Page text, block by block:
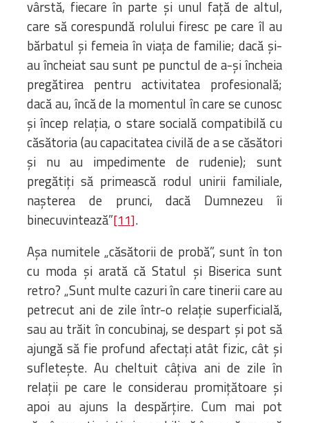
vârstă, fiecare în parte și unul față de altul,
care să corespundă rolului firesc pe care îl au
bărbatul și femeia în viața de familie; dacă și-
au încheiat sau sunt pe punctul de a-și încheia
pregătirea pentru activitatea profesională;
dacă au, încă de la momentul în care se cunosc
și încep relația, o stare socială compatibilă cu
căsătoria (au capacitatea civilă de a se căsători
și nu au impedimente de rudenie); sunt
pregătiți să primească rodul unirii familiale,
nașterea de prunci, dacă Dumnezeu îi
binecuvintează”[11].
Așa numitele „căsătorii de probă”, sunt în ton
cu moda și arată că Statul și Biserica sunt
retro? „Sunt multe cazuri în care tinerii care au
petrecut ani de zile într-o relație superficială,
sau au trăit în concubinaj, se despart și pot să
ajungă să fie profund afectați atât fizic, cât și
sufletește. Au cheltuit câțiva ani de zile în
relații pe care le considerau promițătoare și
apoi au ajuns la despărțire. Cum mai pot